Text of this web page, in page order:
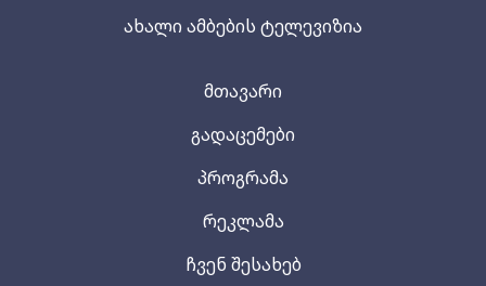
ახალი ამბების ტელევიზია
მთავარი
გადაცემები
პროგრამა
რეკლამა
ჩვენ შესახებ